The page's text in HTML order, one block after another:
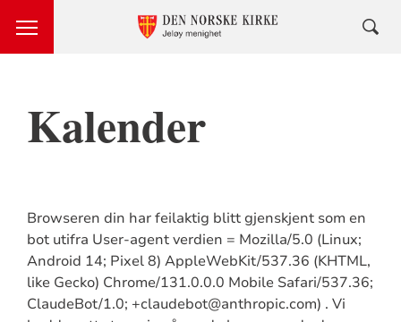
Kalender
Browseren din har feilaktig blitt gjenskjent som en
bot utifra User-agent verdien = Mozilla/5.0 (Linux;
Android 14; Pixel 8) AppleWebKit/537.36 (KHTML,
like Gecko) Chrome/131.0.0.0 Mobile Safari/537.36;
ClaudeBot/1.0; +claudebot@anthropic.com) . Vi